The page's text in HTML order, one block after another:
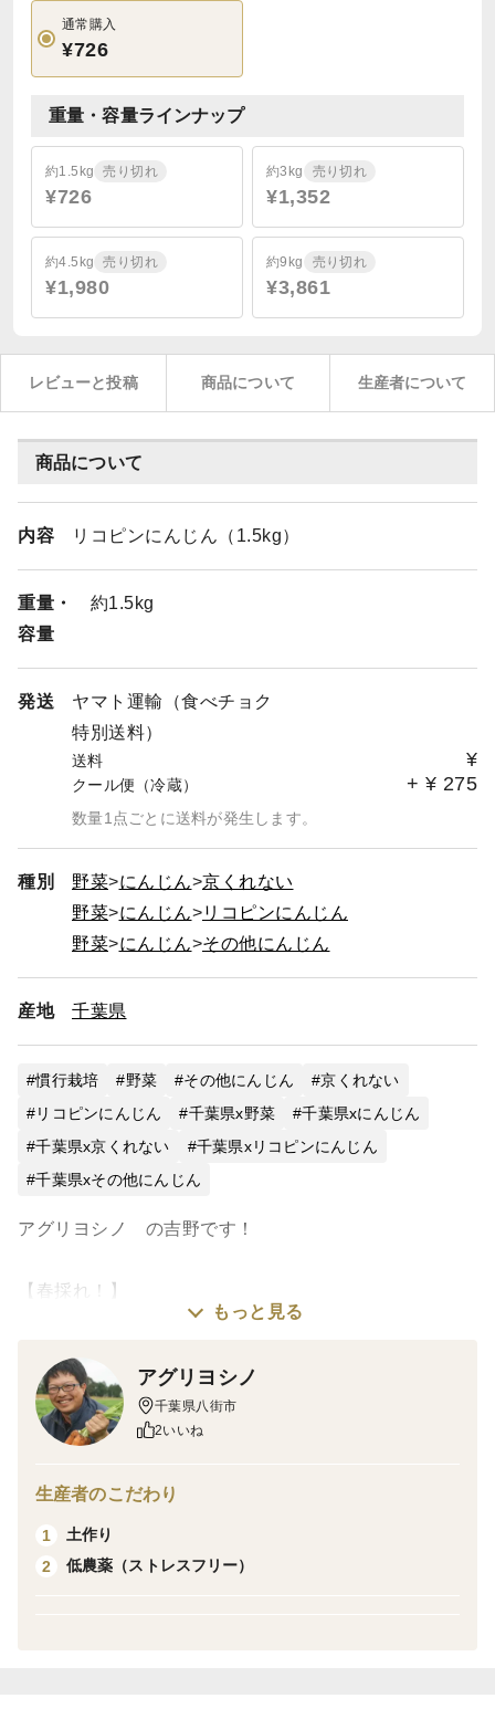
通常購入
¥726
重量・容量ラインナップ
約1.5kg 売り切れ
¥726
約3kg 売り切れ
¥1,352
約4.5kg 売り切れ
¥1,980
約9kg 売り切れ
¥3,861
レビューと投稿 商品について 生産者について
商品について
内容 リコピンにんじん（1.5kg）
重量・
容量
約1.5kg
発送
ヤマト運輸（食べチョク
特別送料）
送料 ¥
クール便（冷蔵） + ¥ 275
数量1点ごとに送料が発生します。
種別 野菜 にんじん
京くれない
野菜
にんじん
リコピンにんじん
野菜
にんじん その他にんじん
産地 千葉県
慣行栽培 野菜 その他にんじん
京くれない
リコピンにんじん
千葉県x野菜
千葉県xにんじん
千葉県x京くれない
千葉県xリコピンにんじん
千葉県xその他にんじん
アグリヨシノ の吉野です！
【春採れ！】
京くれないは、旬が非常に短く、いくつかの道県の産地
います。
西洋にんじんが、一年中流通しているのと比較すると、
京くれないは時期が限定的でレアモノです。
そんな最中、京くれないの「春採り品種」が開発され、
今までお目にかかることの出来ない時期にお届け出来る
ようになりました。
もっと見る
アグリヨシノ
千葉県八街市
2いいね
生産者のこだわり
1
土作り
2
低農薬（ストレスフリー）